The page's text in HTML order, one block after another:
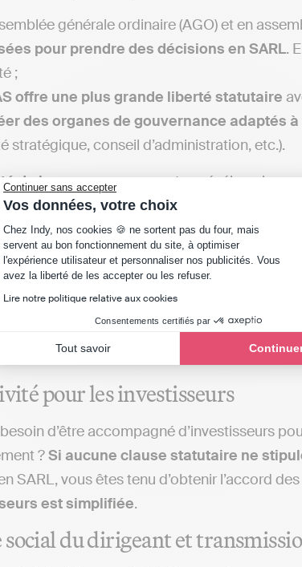
Continuer sans accepter
Vos données, votre choix
Plateforme de Gestion du Consentement :
Chez Indy, nos cookies 🍪 ne sortent pas du four, mais
servent au bon fonctionnement du site, à optimiser
l'expérience utilisateur et personnaliser nos publicités. Vous
avez la liberté de les accepter ou les refuser.
Lire notre politique relative aux cookies
Consentements certifiés par
Tout savoir
Axeptio consent
générale ordinaire (AGO) et en
pour prendre des décisions en SARL.
;
offre une plus grande liberté statutaire
des organes de gouvernance adaptés
stratégique, conseil d’administration, etc.).
de la gouvernancepeut se révéler mieux
en place à court et moyen terme.
: vous pouvez aussi
pour les investisseurs
d’être accompagné d’investisseurs
?Si aucune clause statutaire ne
SARL, vous êtes tenu d’obtenir l’accord
est simplifiée.
du dirigeant et